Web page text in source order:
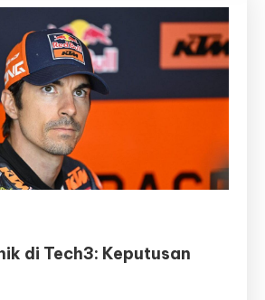
di Tech3: Keputusan